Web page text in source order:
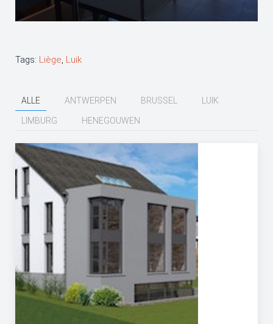
Tags: Liège, Luik
ALLE ANTWERPEN BRUSSEL LUIK
LIMBURG HENEGOUWEN